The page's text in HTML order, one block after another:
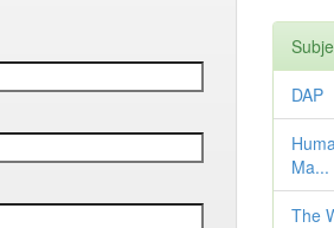
DAP
Ma...
The